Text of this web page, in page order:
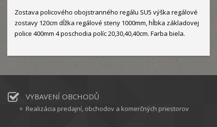
Zostava policového obojstranného regálu SU5 výška regálové
zostavy 120cm dĺžka regálové steny 1000mm, hĺbka základovej
police 400mm 4 poschodia políc 20,30,40,40cm. Farba biela.
VYBAVENÍ OBCHODŮ
Realizácia predajní, obchodov a komerčných priestorov